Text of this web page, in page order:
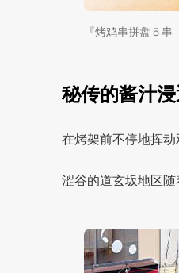
『烤鸡串拼盘５
秘传的酱汁
在烤架前不停地挥
涩谷的道玄坂地区